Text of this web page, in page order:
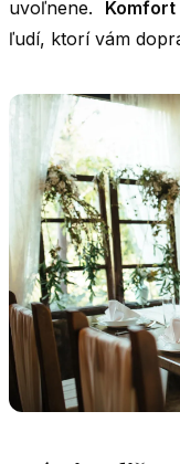
uvoľnene.
ľudí, ktorí vám